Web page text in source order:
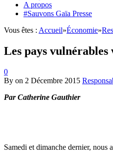
A propos
#Sauvons Gaïa Presse
Vous êtes : Accueil»Économie»
Les pays
0
By on 2 Décembre 2015
Par Catherine Gauthier
Samedi et dimanche dernier, nous